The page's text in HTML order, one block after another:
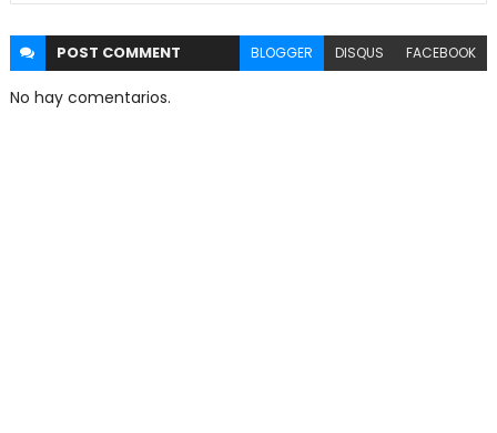
POST COMMENT BLOGGER DISQUS FACEBOOK
No hay comentarios.